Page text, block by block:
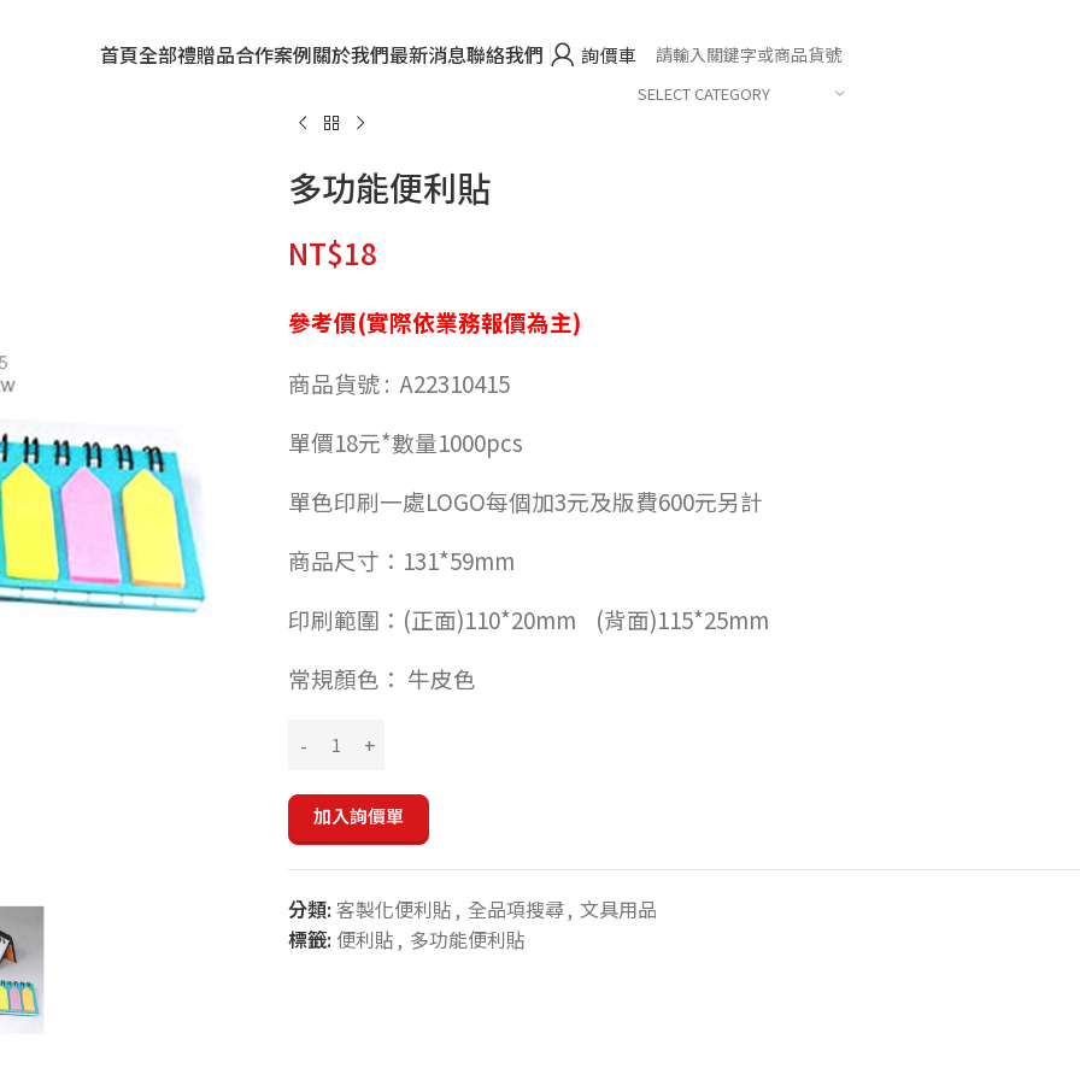
首頁全部禮贈品合作案例關於我們最新消息聯絡我們 詢價車
SELECT CATEGORY
多功能便利貼
NT$18
參考價(實際依業務報價為主)
商品貨號 : A22310415
單價18元*數量1000pcs
單色印刷一處LOGO每個加3元及版費600元另計
商品尺寸：131*59mm
印刷範圍：(正面)110*20mm (背面)115*25mm
常規顏色： 牛皮色
加入詢價單
分類: 客製化便利貼 , 全品項搜尋, 文具用品
標籤: 便利貼 , 多功能便利貼